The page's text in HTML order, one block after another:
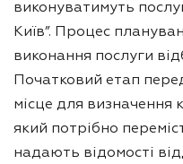
виконуватимуть
Київ”. Процес
виконання послуги
Початковий етап
місце для визначення
який потрібно
надають відомості